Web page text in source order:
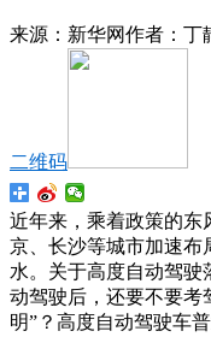
来源： 新华网作者： 丁
二维码
近年来，乘着政策的东
京、长沙等城市加速布
水。关于高度自动驾驶
动驾驶后，还要不要考
明”？高度自动驾驶车